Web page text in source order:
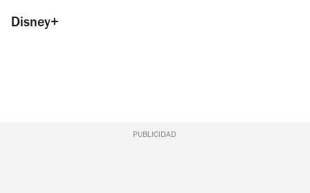
Disney+
PUBLICIDAD